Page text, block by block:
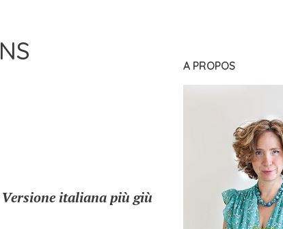
Versione italiana più giù
A PROPOS